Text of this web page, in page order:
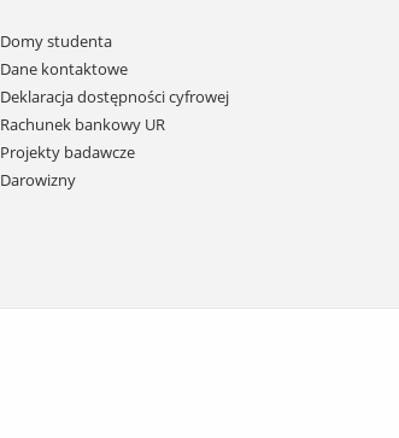
Domy studenta
Dane kontaktowe
Deklaracja dostępności cyfrowej
Rachunek bankowy UR
Projekty badawcze
Darowizny